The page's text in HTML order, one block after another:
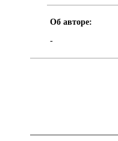
Об авторе:
-